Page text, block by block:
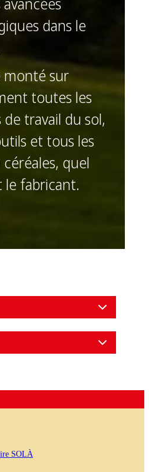
dans le
monté sur
toutes les
travail du sol,
et tous les
quel
le fabricant.
SOLÀ